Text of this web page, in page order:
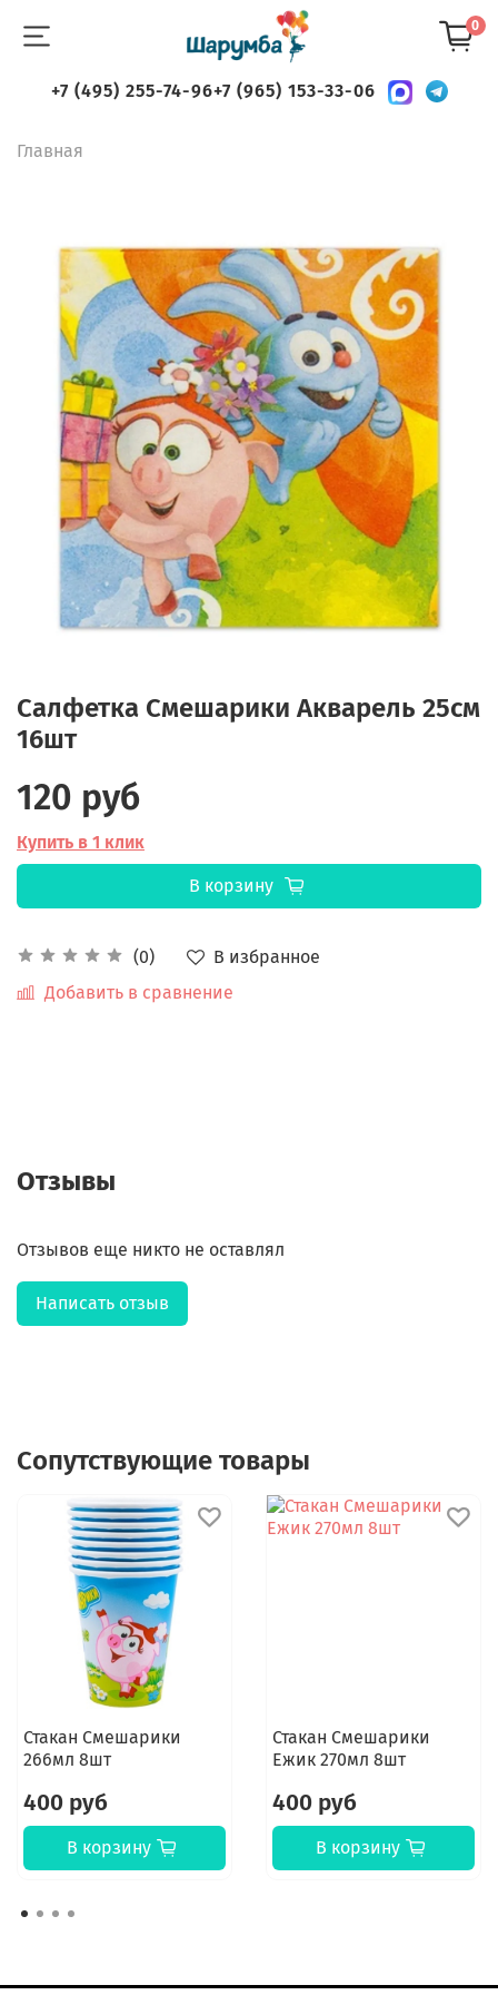
0
+7 (495) 255-74-96+7 (965) 153-33-06
Главная
Салфетка Смешарики Акварель 25см
16шт
(0)
В избранное
Добавить в сравнение
120 руб
Купить в 1 клик
В корзину
Отзывы
Отзывов еще никто не оставлял
Написать отзыв
Сопутствующие товары
Стакан Смешарики
266мл 8шт
400 руб
В корзину
Стакан Смешарики
Ежик 270мл 8шт
400 руб
В корзину